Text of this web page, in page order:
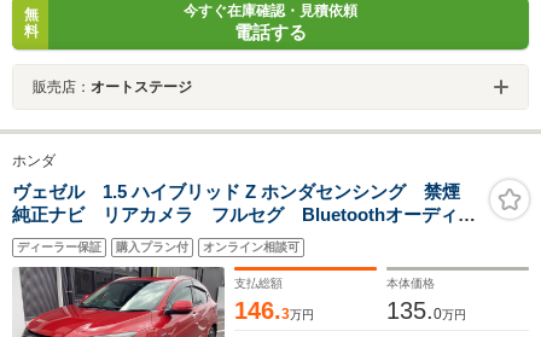
無
料
今すぐ在庫確認・見積依頼
電話する
販売店： オートステージ
ホンダ
ヴェゼル 1.5 ハイブリッド Z ホンダセンシング 禁煙
純正ナビ リアカメラ フルセグ Bluetoothオーディ
オ HDMI CD/DVD パドルシフト シートヒーター
LED サイド/サイドカーテンエアバック 衝突軽減ブレ
ーキ
ディーラー保証 購入プラン付 オンライン相談可
支払総額
146.3万円
本体価格
135.0万円